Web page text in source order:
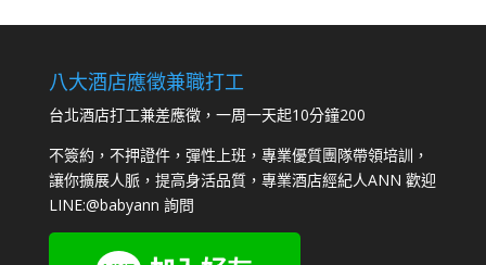
八大酒店應徵兼職打工
台北酒店打工兼差應徵，一周一天起10分鐘200
不簽約，不押證件，彈性上班，專業優質團隊帶領培訓，
讓你擴展人脈，提高身活品質，專業酒店經紀人ANN 歡迎
LINE:@babyann 詢問